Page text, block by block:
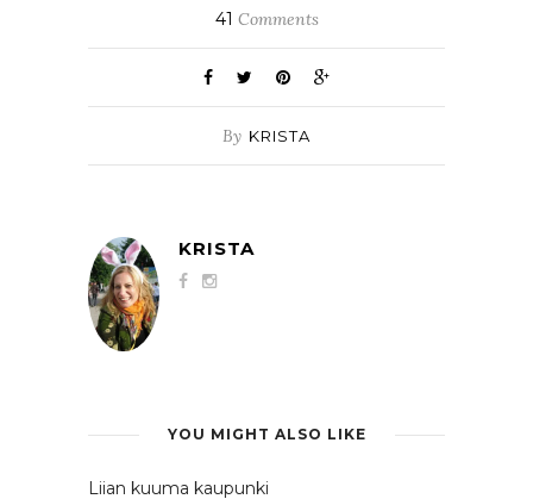
41 Comments
By KRISTA
KRISTA
YOU MIGHT ALSO LIKE
Liian kuuma kaupunki